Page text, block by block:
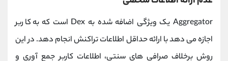
Aggregator یک ویژگی اضافه شده به Dex است که به کاربر
اجازه می دهد با ارائه حداقل اطلاعات تراکنش انجام دهد. در این
روش برخلاف صرافی های سنتی، اطلاعات کاربر جمع آوری و